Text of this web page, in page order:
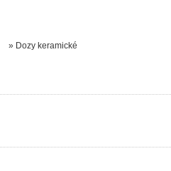
» Dozy keramické